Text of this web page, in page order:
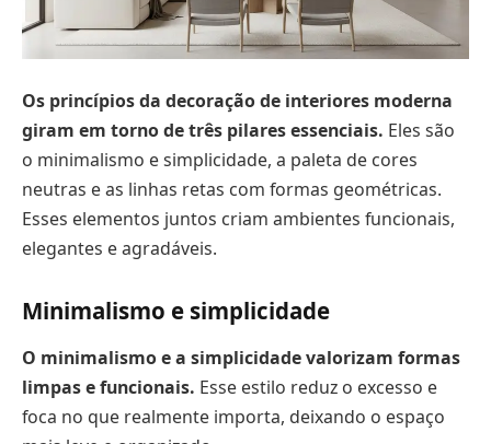
Os princípios da decoração de interiores moderna
giram em torno de três pilares essenciais. Eles são
o minimalismo e simplicidade, a paleta de cores
neutras e as linhas retas com formas geométricas.
Esses elementos juntos criam ambientes funcionais,
elegantes e agradáveis.
Minimalismo e simplicidade
O minimalismo e a simplicidade valorizam formas
limpas e funcionais. Esse estilo reduz o excesso e
foca no que realmente importa, deixando o espaço